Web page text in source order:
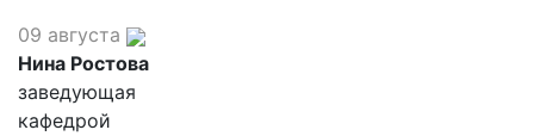
09 августа
Нина Ростова
заведующая
кафедрой